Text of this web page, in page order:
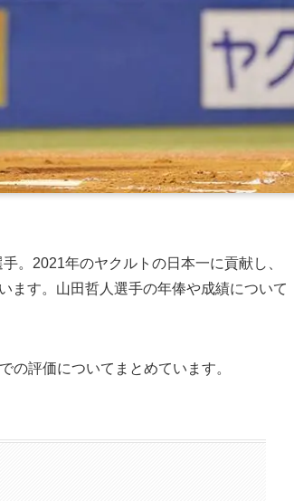
。2021年のヤクルトの日本一に貢献し、
ます。山田哲人選手の年俸や成績について
の評価についてまとめています。